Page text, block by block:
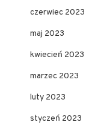
czerwiec 2023
maj 2023
kwiecień 2023
marzec 2023
luty 2023
styczeń 2023